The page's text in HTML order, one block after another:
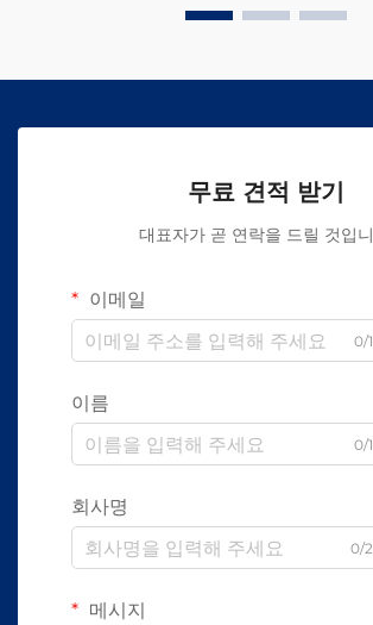
무료 견적 받기
대표자가 곧 연락을 드릴 것입
이메일
0/
이름
0/
회사명
0/
메시지